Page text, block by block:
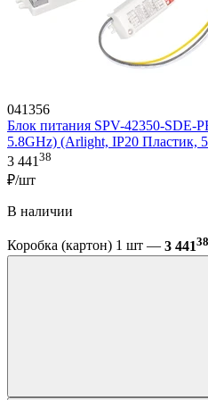
041356
Блок питания SPV-42350-SDE-
5.8GHz) (Arlight, IP20 Пластик,
3 44138
₽/шт
В наличии
Коробка (картон) 1 шт — 3 44138